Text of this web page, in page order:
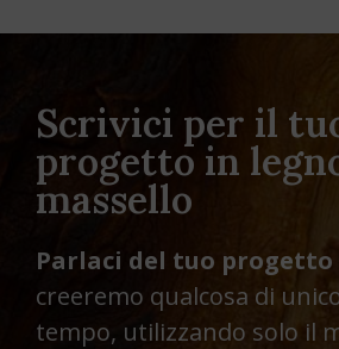
Scrivici per il
progetto in
massello
Parlaci del tuo progetto
creeremo qualcosa di
tempo, utilizzando solo il